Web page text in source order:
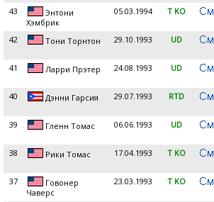
43
Энтони
Хэмбрик
05.03.1994 T KO
42 Тони Торнтон 29.10.1993 UD
41 Ларри Прэтер 24.08.1993 UD
40 Дэнни Гарсия 29.07.1993 RTD
39 Гленн Томас 06.06.1993 UD
38 Рики Томас 17.04.1993 T KO
37
Говонер
Чаверс
23.03.1993 T KO